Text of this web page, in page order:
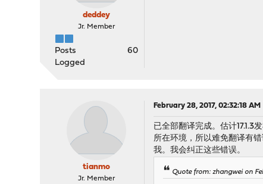
deddey
Jr. Member
Posts
60
Logged
tianmo
Jr. Member
February 28, 2017, 02:32:18 AM
已全部翻译完成。估计
所在环境，所以难免翻译有
我。我会纠正这些错误。
Quote from: zhangwei on